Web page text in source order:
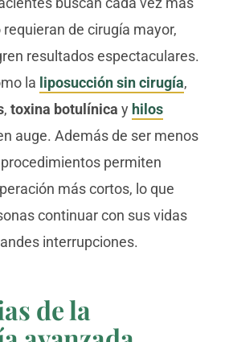
de cirugía mayor,
resultados espectaculares.
la liposucción sin cirugía,
, toxina botulínica y hilos
auge. Además de ser menos
permiten
más cortos, lo que
continuar con sus vidas
interrupciones.
de la